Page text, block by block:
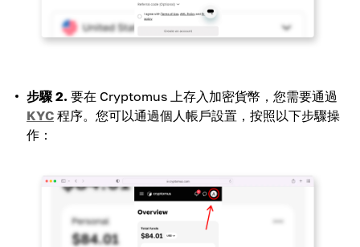
步驟 2. 要在 Cryptomus 上存入加密貨幣，您需要通過
KYC 程序。您可以通過個人帳戶設置，按照以下步驟操
作：